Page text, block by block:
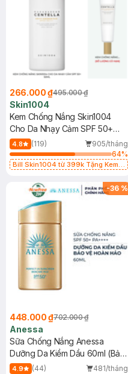
266.000 ₫495.000 ₫
Skin1004
Kem Chống Nắng Skin1004
Cho Da Nhạy Cảm SPF 50+
50ml
4.8 (119)
905/tháng
64%
Bill Skin1004 từ 399k Tặng Kem
SPF 50+ 20ml (SL Có Hạn)
-36 %
448.000 ₫702.000 ₫
Anessa
Sữa Chống Nắng Anessa
Dưỡng Da Kiềm Dầu 60ml (Bản
Mới)
4.9 (44) 481/tháng